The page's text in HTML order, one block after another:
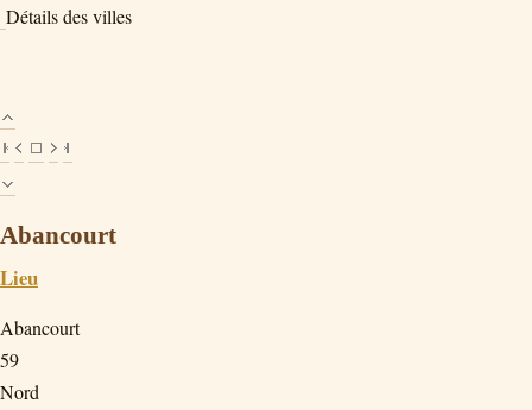
Détails des villes
Abancourt
Lieu
Abancourt
59
Nord